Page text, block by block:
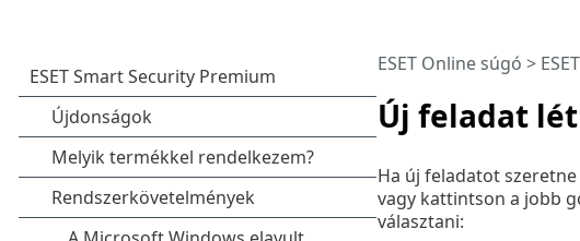
Új feladat
ESET Online súgó >
Ha új feladatot
vagy kattintson a jobb
választani: